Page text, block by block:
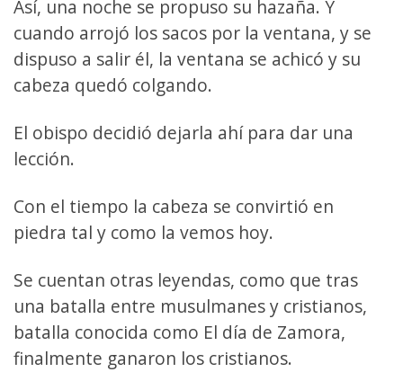
Así, una noche se propuso su hazaña. Y
cuando arrojó los sacos por la ventana, y se
dispuso a salir él, la ventana se achicó y su
cabeza quedó colgando.
El obispo decidió dejarla ahí para dar una
lección.
Con el tiempo la cabeza se convirtió en
piedra tal y como la vemos hoy.
Se cuentan otras leyendas, como que tras
una batalla entre musulmanes y cristianos,
batalla conocida como El día de Zamora,
finalmente ganaron los cristianos.